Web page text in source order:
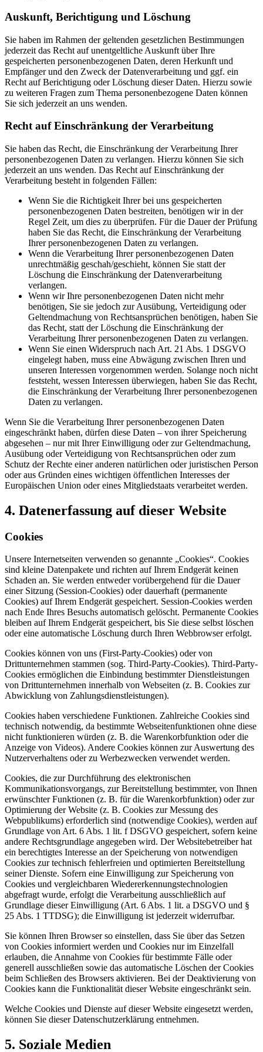
Auskunft, Berichtigung und Löschung
Sie haben im Rahmen der geltenden gesetzlichen Bestimmungen
jederzeit das Recht auf unentgeltliche Auskunft über Ihre
gespeicherten personenbezogenen Daten, deren Herkunft und
Empfänger und den Zweck der Datenverarbeitung und ggf. ein
Recht auf Berichtigung oder Löschung dieser Daten. Hierzu sowie
zu weiteren Fragen zum Thema personenbezogene Daten können
Sie sich jederzeit an uns wenden.
Recht auf Einschränkung der Verarbeitung
Sie haben das Recht, die Einschränkung der Verarbeitung Ihrer
personenbezogenen Daten zu verlangen. Hierzu können Sie sich
jederzeit an uns wenden. Das Recht auf Einschränkung der
Verarbeitung besteht in folgenden Fällen:
Wenn Sie die Richtigkeit Ihrer bei uns gespeicherten
personenbezogenen Daten bestreiten, benötigen wir in der
Regel Zeit, um dies zu überprüfen. Für die Dauer der Prüfung
haben Sie das Recht, die Einschränkung der Verarbeitung
Ihrer personenbezogenen Daten zu verlangen.
Wenn die Verarbeitung Ihrer personenbezogenen Daten
unrechtmäßig geschah/geschieht, können Sie statt der
Löschung die Einschränkung der Datenverarbeitung
verlangen.
Wenn wir Ihre personenbezogenen Daten nicht mehr
benötigen, Sie sie jedoch zur Ausübung, Verteidigung oder
Geltendmachung von Rechtsansprüchen benötigen, haben Sie
das Recht, statt der Löschung die Einschränkung der
Verarbeitung Ihrer personenbezogenen Daten zu verlangen.
Wenn Sie einen Widerspruch nach Art. 21 Abs. 1 DSGVO
eingelegt haben, muss eine Abwägung zwischen Ihren und
unseren Interessen vorgenommen werden. Solange noch nicht
feststeht, wessen Interessen überwiegen, haben Sie das Recht,
die Einschränkung der Verarbeitung Ihrer personenbezogenen
Daten zu verlangen.
Wenn Sie die Verarbeitung Ihrer personenbezogenen Daten
eingeschränkt haben, dürfen diese Daten – von ihrer Speicherung
abgesehen – nur mit Ihrer Einwilligung oder zur Geltendmachung,
Ausübung oder Verteidigung von Rechtsansprüchen oder zum
Schutz der Rechte einer anderen natürlichen oder juristischen Person
oder aus Gründen eines wichtigen öffentlichen Interesses der
Europäischen Union oder eines Mitgliedstaats verarbeitet werden.
4. Datenerfassung auf dieser Website
Cookies
Unsere Internetseiten verwenden so genannte „Cookies“. Cookies
sind kleine Datenpakete und richten auf Ihrem Endgerät keinen
Schaden an. Sie werden entweder vorübergehend für die Dauer
einer Sitzung (Session-Cookies) oder dauerhaft (permanente
Cookies) auf Ihrem Endgerät gespeichert. Session-Cookies werden
nach Ende Ihres Besuchs automatisch gelöscht. Permanente Cookies
bleiben auf Ihrem Endgerät gespeichert, bis Sie diese selbst löschen
oder eine automatische Löschung durch Ihren Webbrowser erfolgt.
Cookies können von uns (First-Party-Cookies) oder von
Drittunternehmen stammen (sog. Third-Party-Cookies). Third-Party-
Cookies ermöglichen die Einbindung bestimmter Dienstleistungen
von Drittunternehmen innerhalb von Webseiten (z. B. Cookies zur
Abwicklung von Zahlungsdienstleistungen).
Cookies haben verschiedene Funktionen. Zahlreiche Cookies sind
technisch notwendig, da bestimmte Webseitenfunktionen ohne diese
nicht funktionieren würden (z. B. die Warenkorbfunktion oder die
Anzeige von Videos). Andere Cookies können zur Auswertung des
Nutzerverhaltens oder zu Werbezwecken verwendet werden.
Cookies, die zur Durchführung des elektronischen
Kommunikationsvorgangs, zur Bereitstellung bestimmter, von Ihnen
erwünschter Funktionen (z. B. für die Warenkorbfunktion) oder zur
Optimierung der Website (z. B. Cookies zur Messung des
Webpublikums) erforderlich sind (notwendige Cookies), werden auf
Grundlage von Art. 6 Abs. 1 lit. f DSGVO gespeichert, sofern keine
andere Rechtsgrundlage angegeben wird. Der Websitebetreiber hat
ein berechtigtes Interesse an der Speicherung von notwendigen
Cookies zur technisch fehlerfreien und optimierten Bereitstellung
seiner Dienste. Sofern eine Einwilligung zur Speicherung von
Cookies und vergleichbaren Wiedererkennungstechnologien
abgefragt wurde, erfolgt die Verarbeitung ausschließlich auf
Grundlage dieser Einwilligung (Art. 6 Abs. 1 lit. a DSGVO und §
25 Abs. 1 TTDSG); die Einwilligung ist jederzeit widerrufbar.
Sie können Ihren Browser so einstellen, dass Sie über das Setzen
von Cookies informiert werden und Cookies nur im Einzelfall
erlauben, die Annahme von Cookies für bestimmte Fälle oder
generell ausschließen sowie das automatische Löschen der Cookies
beim Schließen des Browsers aktivieren. Bei der Deaktivierung von
Cookies kann die Funktionalität dieser Website eingeschränkt sein.
Welche Cookies und Dienste auf dieser Website eingesetzt werden,
können Sie dieser Datenschutzerklärung entnehmen.
5. Soziale Medien